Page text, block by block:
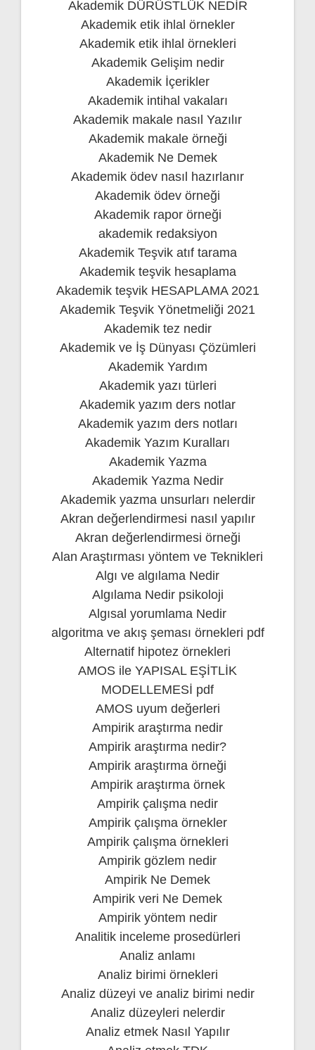
Akademik DÜRÜSTLÜK NEDİR
Akademik etik ihlal örnekler
Akademik etik ihlal örnekleri
Akademik Gelişim nedir
Akademik İçerikler
Akademik intihal vakaları
Akademik makale nasıl Yazılır
Akademik makale örneği
Akademik Ne Demek
Akademik ödev nasıl hazırlanır
Akademik ödev örneği
Akademik rapor örneği
akademik redaksiyon
Akademik Teşvik atıf tarama
Akademik teşvik hesaplama
Akademik teşvik HESAPLAMA 2021
Akademik Teşvik Yönetmeliği 2021
Akademik tez nedir
Akademik ve İş Dünyası Çözümleri
Akademik Yardım
Akademik yazı türleri
Akademik yazım ders notlar
Akademik yazım ders notları
Akademik Yazım Kuralları
Akademik Yazma
Akademik Yazma Nedir
Akademik yazma unsurları nelerdir
Akran değerlendirmesi nasıl yapılır
Akran değerlendirmesi örneği
Alan Araştırması yöntem ve Teknikleri
Algı ve algılama Nedir
Algılama Nedir psikoloji
Algısal yorumlama Nedir
algoritma ve akış şeması örnekleri pdf
Alternatif hipotez örnekleri
AMOS ile YAPISAL EŞİTLİK
MODELLEMESİ pdf
AMOS uyum değerleri
Ampirik araştırma nedir
Ampirik araştırma nedir?
Ampirik araştırma örneği
Ampirik araştırma örnek
Ampirik çalışma nedir
Ampirik çalışma örnekler
Ampirik çalışma örnekleri
Ampirik gözlem nedir
Ampirik Ne Demek
Ampirik veri Ne Demek
Ampirik yöntem nedir
Analitik inceleme prosedürleri
Analiz anlamı
Analiz birimi örnekleri
Analiz düzeyi ve analiz birimi nedir
Analiz düzeyleri nelerdir
Analiz etmek Nasıl Yapılır